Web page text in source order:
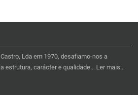
Lda em 1970, desafiamo-nos a
estrutura, carácter e qualidade... Ler mais...